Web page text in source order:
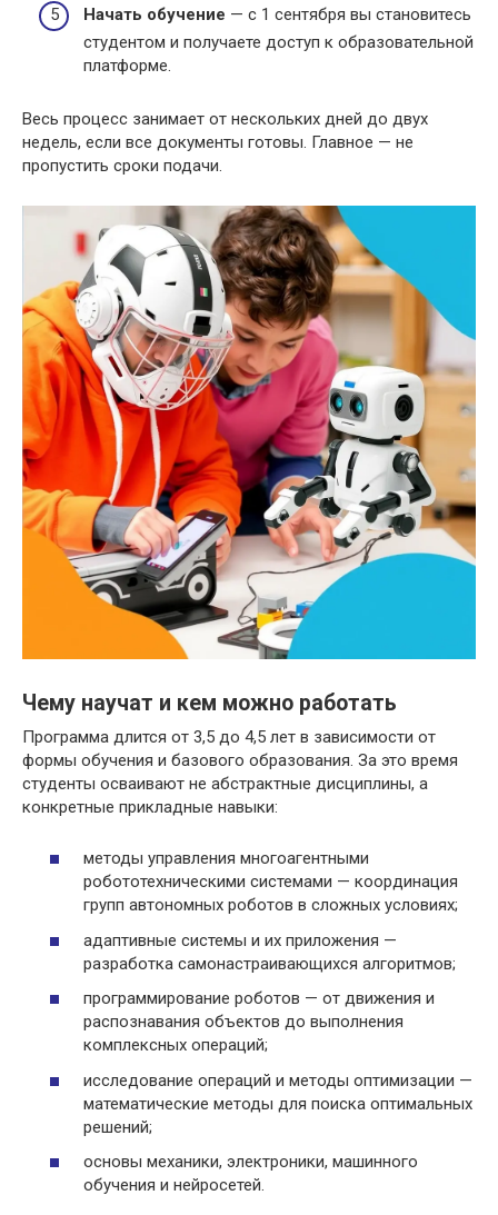
Начать обучение — с 1 сентября вы становитесь
студентом и получаете доступ к образовательной
платформе.
Весь процесс занимает от нескольких дней до двух
недель, если все документы готовы. Главное — не
пропустить сроки подачи.
Чему научат и кем можно работать
Программа длится от 3,5 до 4,5 лет в зависимости от
формы обучения и базового образования. За это время
студенты осваивают не абстрактные дисциплины, а
конкретные прикладные навыки:
методы управления многоагентными
робототехническими системами — координация
групп автономных роботов в сложных условиях;
адаптивные системы и их приложения —
разработка самонастраивающихся алгоритмов;
программирование роботов — от движения и
распознавания объектов до выполнения
комплексных операций;
исследование операций и методы оптимизации —
математические методы для поиска оптимальных
решений;
основы механики, электроники, машинного
обучения и нейросетей.